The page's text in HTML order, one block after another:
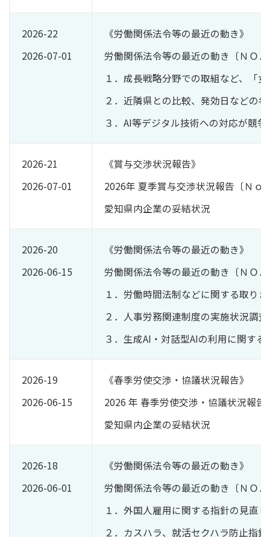
2026-22
2026-07-01
《労働関係法令等の最近の動き》
労働関係法令等の最近の動き〔ＮＯ
１．成長戦略分野での取組など、「
２．近隣県との比較、発効日などの
３．AI等デジタル技術への対応が競
2026-21
2026-07-01
《賞与交渉状況報告》
2026年 夏季賞与交渉状況報告〔Ｎｏ
愛知県内企業の妥結状況
2026-20
2026-06-15
《労働関係法令等の最近の動き》
労働関係法令等の最近の動き〔ＮＯ
１．労働時間法制などに関する取り
２．人事労務関連制度の実施状況調
３．生成AI・対話型AIの利用に関す
2026-19
2026-06-15
《春季労使交渉・協議状況報告》
2026 年 春季労使交渉・協議状況報告
愛知県内企業の妥結状況
2026-18
2026-06-01
《労働関係法令等の最近の動き》
労働関係法令等の最近の動き〔ＮＯ
１．外国人雇用に関する指針の見直
２．カスハラ、就活セクハラ防止指